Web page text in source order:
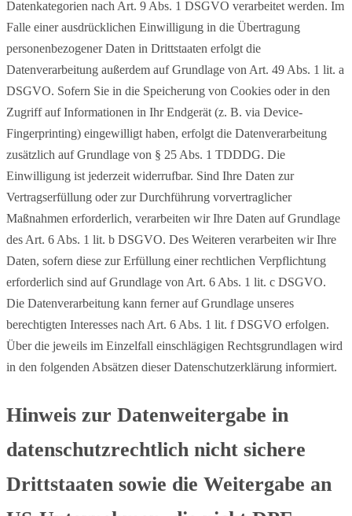
Datenkategorien nach Art. 9 Abs. 1 DSGVO verarbeitet werden. Im
Falle einer ausdrücklichen Einwilligung in die Übertragung
personenbezogener Daten in Drittstaaten erfolgt die
Datenverarbeitung außerdem auf Grundlage von Art. 49 Abs. 1 lit. a
DSGVO. Sofern Sie in die Speicherung von Cookies oder in den
Zugriff auf Informationen in Ihr Endgerät (z. B. via Device-
Fingerprinting) eingewilligt haben, erfolgt die Datenverarbeitung
zusätzlich auf Grundlage von § 25 Abs. 1 TDDDG. Die
Einwilligung ist jederzeit widerrufbar. Sind Ihre Daten zur
Vertragserfüllung oder zur Durchführung vorvertraglicher
Maßnahmen erforderlich, verarbeiten wir Ihre Daten auf Grundlage
des Art. 6 Abs. 1 lit. b DSGVO. Des Weiteren verarbeiten wir Ihre
Daten, sofern diese zur Erfüllung einer rechtlichen Verpflichtung
erforderlich sind auf Grundlage von Art. 6 Abs. 1 lit. c DSGVO.
Die Datenverarbeitung kann ferner auf Grundlage unseres
berechtigten Interesses nach Art. 6 Abs. 1 lit. f DSGVO erfolgen.
Über die jeweils im Einzelfall einschlägigen Rechtsgrundlagen wird
in den folgenden Absätzen dieser Datenschutzerklärung informiert.
Hinweis zur Datenweitergabe in
datenschutzrechtlich nicht sichere
Drittstaaten sowie die Weitergabe an